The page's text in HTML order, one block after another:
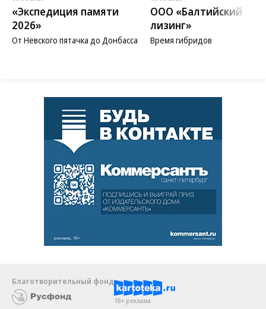
«Экспедиция памяти
2026»
От Невского пятачка до Донбасса
ООО «Балтийский
лизинг»
Время гибридов
Благотворительный фонд
18+ реклама